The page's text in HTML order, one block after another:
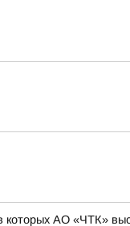
АО «ЧТК»